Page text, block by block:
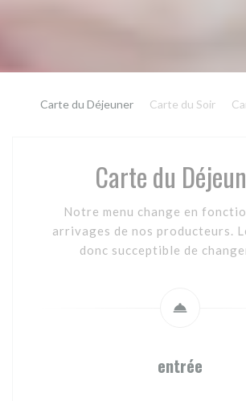
Carte du Déjeuner Carte du Soir
Carte du
Notre menu change en
arrivages de nos producteurs.
donc succeptible de
entrée